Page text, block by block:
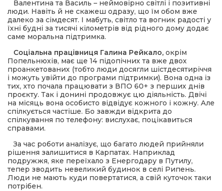
Валентина та Василь – неймовірно світлі і позитивні
люди. Навіть й не скажеш одразу, що їм обом вже
далеко за сімдесят. І мабуть, світло та вогник радості у
їхні будні за тисячі кілометрів від рідного дому додає
саме моральна підтримка.
Соціальна працівниця Галина Рейкало, окрім
Попельнюхів, має ще 14 підопічних та вже двох
проанкетованих (тобто люди досягли шістдесятиріччя
і можуть увійти до програми підтримки). Вона одна із
тих, хто почала працювати з ВПО 60+ з перших днів
проєкту. Так і донині продовжує цю діяльність. Двічі
на місяць вона особисто відвідує кожного і кожну. Але
спілкується частіше. Бо завжди відкрита до
спілкування по телефону: вислухає, поцікавиться
справами.
За час роботи аналізує, що багато людей прийняли
рішення залишитися в Карпатах. Наприклад
подружжя, яке переїхало з Енергодару в Путилу,
тепер зводить невеликий будинок в селі Рипень.
Люди не мають куди повертатися, а свій куточок таки
потрібен.